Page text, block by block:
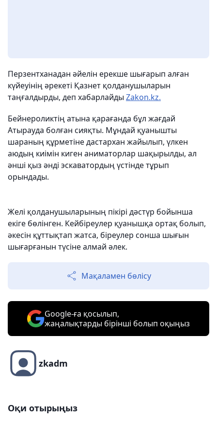
Перзентханадан әйелін ерекше шығарып алған
күйеуінің әрекеті Қазнет қолданушыларын
таңғалдырды, деп хабарлайды Zakon.kz.
Бейнероликтің атына қарағанда бұл жағдай
Атырауда болған сияқты. Мұндай қуанышты
шараның құрметіне дастархан жайылып, үлкен
аюдың киімін киген аниматорлар шақырылды, ал
әнші қыз әнді эскаватордың үстінде тұрып
орындады.
Желі қолданушыларының пікірі дәстүр бойынша
екіге бөлінген. Кейбіреулер қуанышқа ортақ болып,
әкесін құттықтап жатса, біреулер сонша шығын
шығарғанын түсіне алмай әлек.
Мақаламен бөлісу
Google-ға қосылып,
жаңалықтарды бірінші болып оқыңыз
zkadm
Оқи отырыңыз